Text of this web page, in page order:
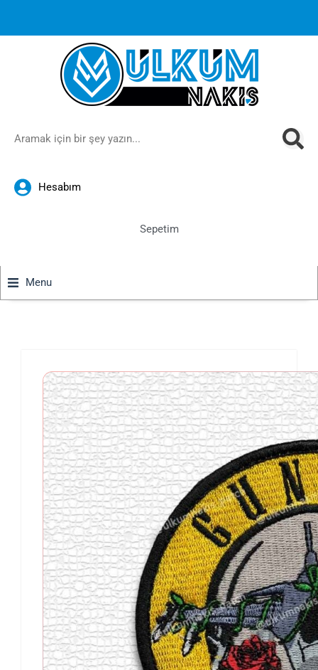
1000 TL ve üzeri siparişlerinizde ücretsiz kargoya ek
İndirimanında sepette!
Hesabım
Sepetim
Menu